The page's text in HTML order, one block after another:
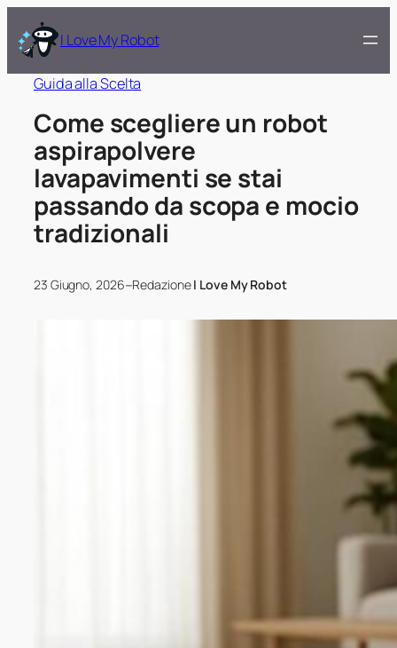
I Love My Robot
Guida alla Scelta
Come scegliere un robot
aspirapolvere
lavapavimenti se stai
passando da scopa e mocio
tradizionali
23 Giugno, 2026–RedazioneI Love My Robot